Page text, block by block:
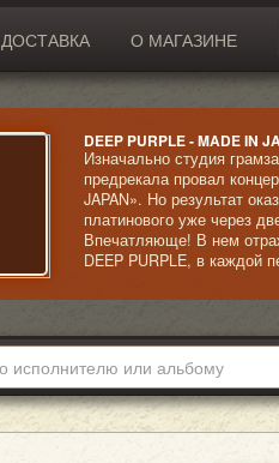
ДОСТАВКА О МАГАЗИНЕ
DEEP PURPLE - MADE IN
Изначально студия
предрекала провал
JAPAN». Но результат
платинового уже через
Впечатляюще! В нем
DEEP PURPLE, в каждой
максимуму, выступая на
Особый шарм
виртуозное исполнение